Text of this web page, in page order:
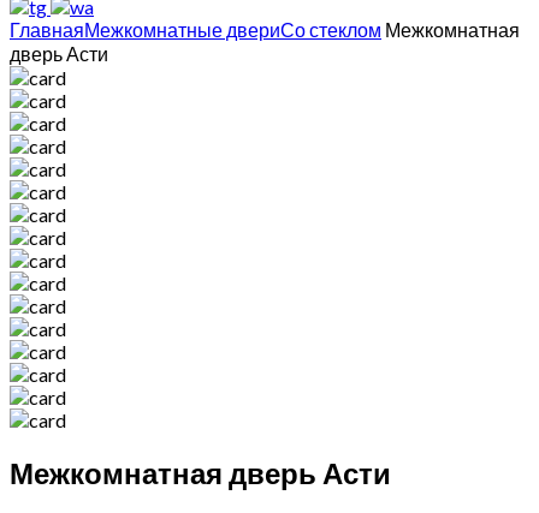
ГлавнаяМежкомнатные двериСо стеклом Межкомнатная
дверь Асти
Межкомнатная дверь Асти